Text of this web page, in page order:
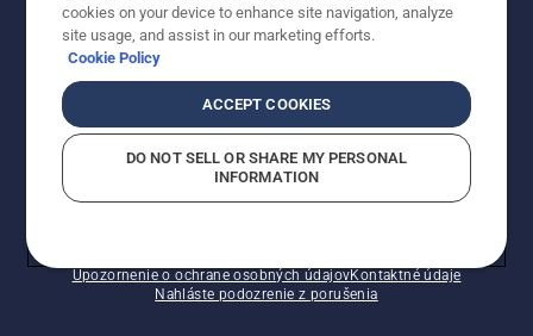
Upozornenie o ochrane osobných údajovKontaktné údaje
Nahláste podozrenie z porušenia
cookies on your device to enhance site navigation, analyze
site usage, and assist in our marketing efforts.
Cookie Policy
ACCEPT COOKIES
DO NOT SELL OR SHARE MY PERSONAL
INFORMATION